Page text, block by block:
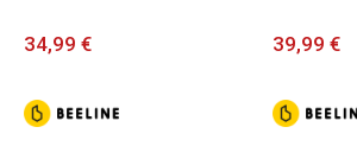
34,99 € 39,99 €